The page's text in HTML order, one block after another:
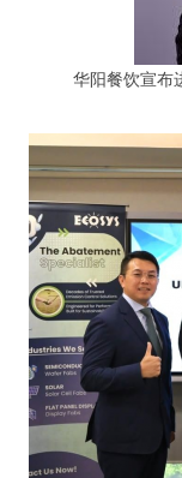
华阳餐饮宣布